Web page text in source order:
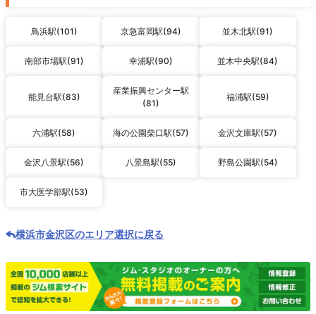
鳥浜駅(101) 京急富岡駅(94) 並木北駅(91)
南部市場駅(91) 幸浦駅(90) 並木中央駅(84)
能見台駅(83)
産業振興センター駅
(81)
福浦駅(59)
六浦駅(58) 海の公園柴口駅(57) 金沢文庫駅(57)
金沢八景駅(56) 八景島駅(55) 野島公園駅(54)
市大医学部駅(53)
横浜市金沢区のエリア選択に戻る